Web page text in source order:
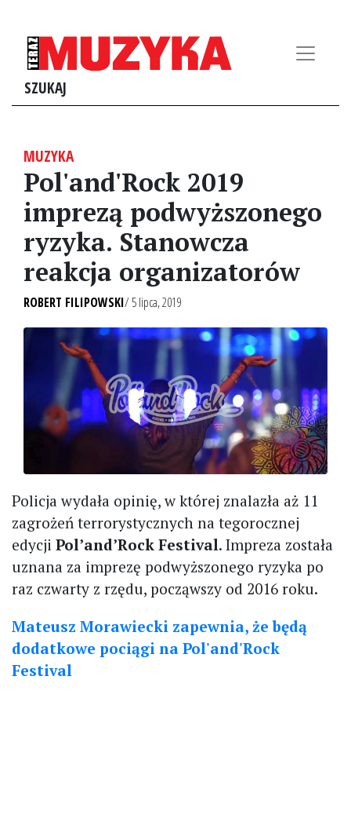
SZUKAJ
MUZYKA
Pol'and'Rock 2019
imprezą podwyższonego
ryzyka. Stanowcza
reakcja organizatorów
ROBERT FILIPOWSKI/ 5 lipca, 2019
Policja wydała opinię, w której znalazła aż 11
zagrożeń terrorystycznych na tegorocznej
edycji Pol’and’Rock Festival. Impreza została
uznana za imprezę podwyższonego ryzyka po
raz czwarty z rzędu, począwszy od 2016 roku.
Mateusz Morawiecki zapewnia, że będą
dodatkowe pociągi na Pol'and'Rock
Festival